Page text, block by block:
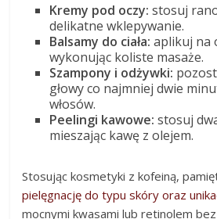
Kremy pod oczy: stosuj
delikatne wklepywanie.
Balsamy do ciała: aplikuj na
wykonując koliste masaże.
Szampony i odżywki:
głowy co najmniej dwie
włosów.
Peelingi kawowe: stosuj
mieszając kawę z olejem.
Stosując kosmetyki z kofeiną,
pielęgnację do typu skóry oraz
mocnymi kwasami lub retinolem